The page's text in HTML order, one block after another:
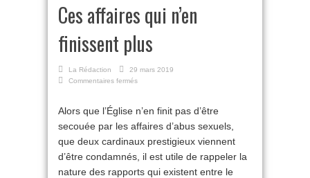
Ces affaires qui n’en
finissent plus
La Rédaction
29 mars 2019
Commentaires fermés
qui
n’en
plus
Alors que l’Église n’en finit pas d’être
secouée par les affaires d’abus sexuels,
que deux cardinaux prestigieux viennent
d’être condamnés, il est utile de rappeler la
nature des rapports qui existent entre le